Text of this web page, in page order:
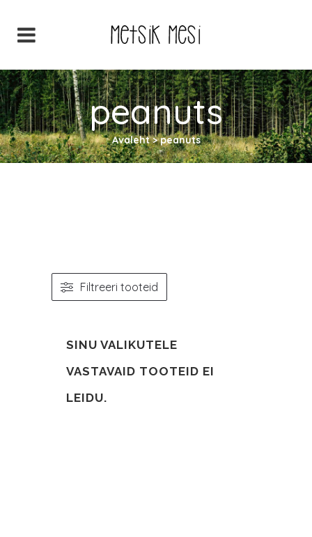
peanuts
Avaleht>peanuts
Filtreeri tooteid
SINU VALIKUTELE
VASTAVAID TOOTEID EI
LEIDU.